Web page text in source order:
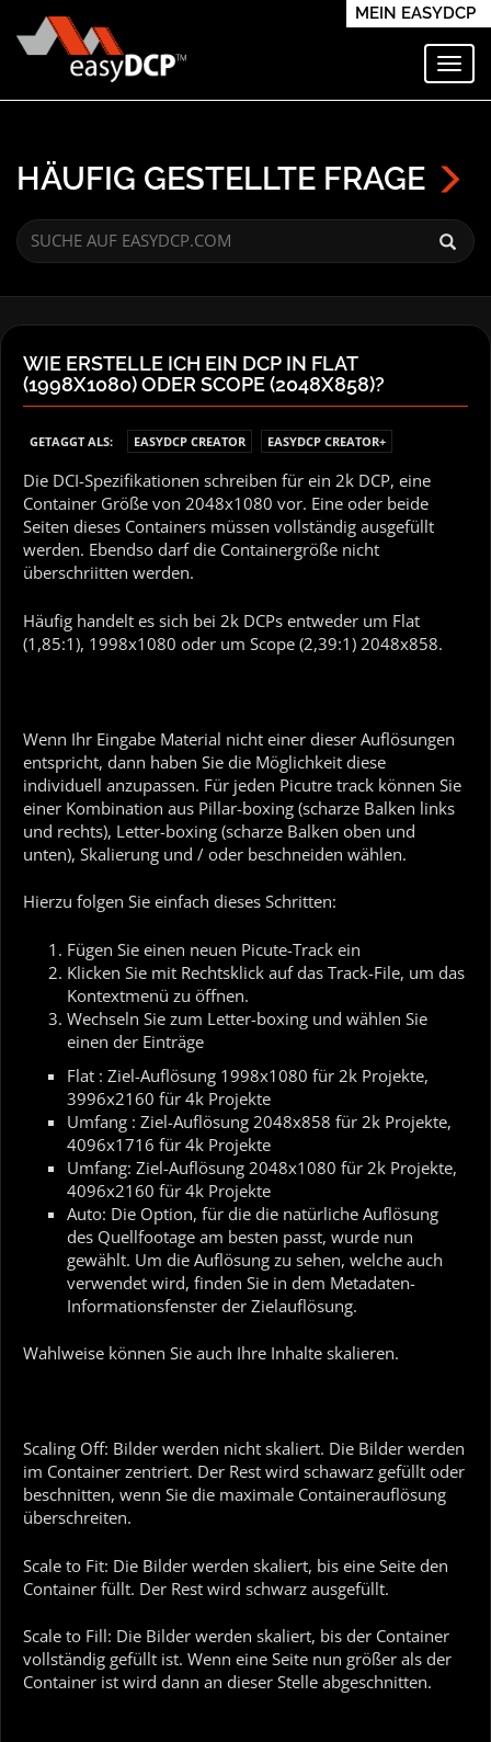
MEIN EASYDCP
HÄUFIG GESTELLTE FRAGE
WIE ERSTELLE ICH EIN DCP IN FLAT
(1998X1080) ODER SCOPE (2048X858)?
GETAGGT ALS: EASYDCP CREATOR EASYDCP CREATOR+
Die DCI-Spezifikationen schreiben für ein 2k DCP, eine
Container Größe von 2048x1080 vor. Eine oder beide
Seiten dieses Containers müssen vollständig ausgefüllt
werden. Ebendso darf die Containergröße nicht
überschriitten werden.
Häufig handelt es sich bei 2k DCPs entweder um Flat
(1,85:1), 1998x1080 oder um Scope (2,39:1) 2048x858.
Wenn Ihr Eingabe Material nicht einer dieser Auflösungen
entspricht, dann haben Sie die Möglichkeit diese
individuell anzupassen. Für jeden Picutre track können Sie
einer Kombination aus Pillar-boxing (scharze Balken links
und rechts), Letter-boxing (scharze Balken oben und
unten), Skalierung und / oder beschneiden wählen.
Hierzu folgen Sie einfach dieses Schritten:
Fügen Sie einen neuen Picute-Track ein
Klicken Sie mit Rechtsklick auf das Track-File, um das
Kontextmenü zu öffnen.
Wechseln Sie zum Letter-boxing und wählen Sie
einen der Einträge
Flat : Ziel-Auflösung 1998x1080 für 2k Projekte,
3996x2160 für 4k Projekte
Umfang : Ziel-Auflösung 2048x858 für 2k Projekte,
4096x1716 für 4k Projekte
Umfang: Ziel-Auflösung 2048x1080 für 2k Projekte,
4096x2160 für 4k Projekte
Auto: Die Option, für die die natürliche Auflösung
des Quellfootage am besten passt, wurde nun
gewählt. Um die Auflösung zu sehen, welche auch
verwendet wird, finden Sie in dem Metadaten-
Informationsfenster der Zielauflösung.
Wahlweise können Sie auch Ihre Inhalte skalieren.
Scaling Off: Bilder werden nicht skaliert. Die Bilder werden
im Container zentriert. Der Rest wird schawarz gefüllt oder
beschnitten, wenn Sie die maximale Containerauflösung
überschreiten.
Scale to Fit: Die Bilder werden skaliert, bis eine Seite den
Container füllt. Der Rest wird schwarz ausgefüllt.
Scale to Fill: Die Bilder werden skaliert, bis der Container
vollständig gefüllt ist. Wenn eine Seite nun größer als der
Container ist wird dann an dieser Stelle abgeschnitten.